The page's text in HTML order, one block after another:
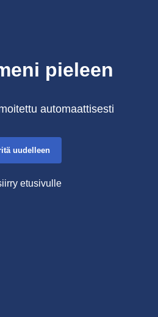
pieleen
automaattisesti
uudelleen
etusivulle